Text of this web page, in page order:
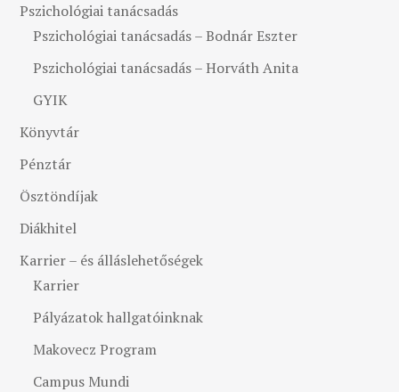
Pszichológiai tanácsadás
Pszichológiai tanácsadás – Bodnár Eszter
Pszichológiai tanácsadás – Horváth Anita
GYIK
Könyvtár
Pénztár
Ösztöndíjak
Diákhitel
Karrier – és álláslehetőségek
Karrier
Pályázatok hallgatóinknak
Makovecz Program
Campus Mundi